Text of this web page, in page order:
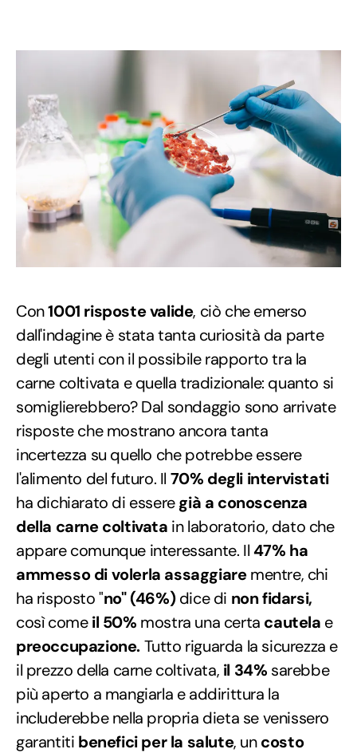
Con1001 risposte valide, ciò che emerso
dall'indagine è stata tanta curiosità da parte
degli utenti con il possibile rapporto tra la
carne coltivata e quella tradizionale: quanto si
somiglierebbero? Dal sondaggio sono arrivate
risposte che mostrano ancora tanta
incertezza su quello che potrebbe essere
l'alimento del futuro. Il 70% degli intervistati
ha dichiarato di esseregià a conoscenza
della carne coltivata in laboratorio, dato che
appare comunque interessante. Il47% ha
ammesso di volerla assaggiarementre, chi
ha risposto "no" (46%)dice di non fidarsi,
così comeil 50% mostra una certa cautela e
preoccupazione.Tutto riguarda la sicurezza e
il prezzo della carne coltivata, il 34% sarebbe
più aperto a mangiarla e addirittura la
includerebbe nella propria dieta se venissero
garantiti benefici per la salute, uncosto